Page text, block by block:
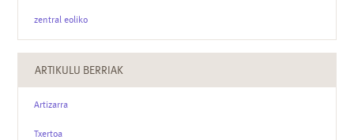
zentral eoliko
ARTIKULU BERRIAK
Artizarra
Txertoa